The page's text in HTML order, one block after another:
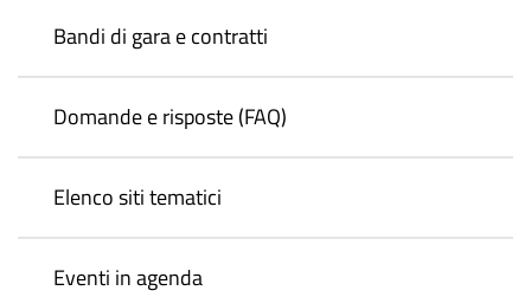
Bandi di gara e contratti
Domande e risposte (FAQ)
Elenco siti tematici
Eventi in agenda